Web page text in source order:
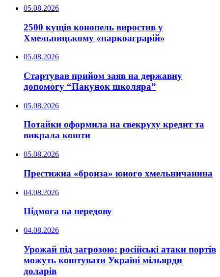
05.08.2026
2500 кущів конопель виростив у
Хмельницькому «наркоаграрій»
05.08.2026
Стартував прийом заяв на державну
допомогу “Пакунок школяра”
05.08.2026
Потайки оформила на свекруху кредит та
викрала кошти
05.08.2026
Престижна «бронза» юного хмельничанина
04.08.2026
Підмога на передову
04.08.2026
Урожай під загрозою: російські атаки портів
можуть коштувати Україні мільярди
доларів